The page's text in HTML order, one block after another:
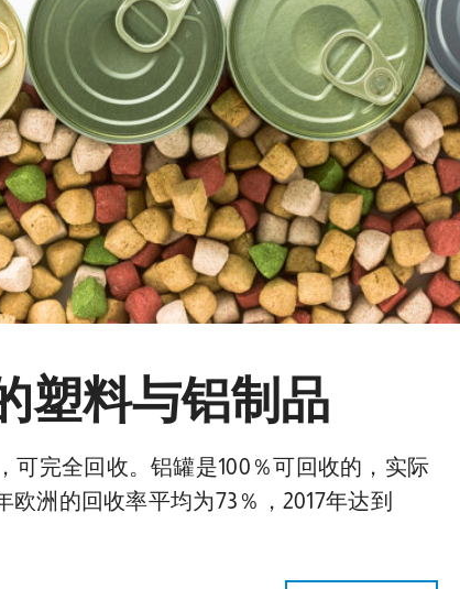
塑料与铝制品
可完全回收。铝罐是100％可回收的，实际
洲的回收率平均为73％，2017年达到